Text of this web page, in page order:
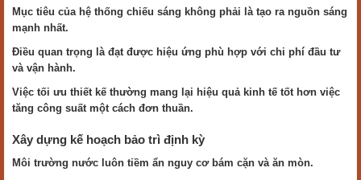
Mục tiêu của hệ thống chiếu sáng không phải là tạo ra nguồn sáng
mạnh nhất.
Điều quan trọng là đạt được hiệu ứng phù hợp với chi phí đầu tư
và vận hành.
Việc tối ưu thiết kế thường mang lại hiệu quả kinh tế tốt hơn việc
tăng công suất một cách đơn thuần.
Xây dựng kế hoạch bảo trì định kỳ
Môi trường nước luôn tiềm ẩn nguy cơ bám cặn và ăn mòn.